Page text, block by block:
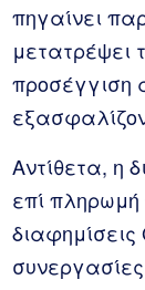
πηγαίνει
μετατρέψει
προσέγγιση
Αντίθετα, η
επί πληρωμή
διαφημίσεις